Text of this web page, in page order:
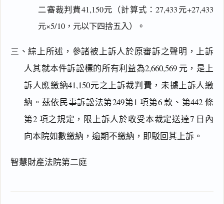
二審裁判費41,150元（計算式：27,433元+27,433
元×5/10，元以下四捨五入）。
三、綜上所述，參諸被上訴人於原審訴之聲明，上訴
人其就本件訴訟標的所有利益為2,660,569 元，是上
訴人應繳納41,150元之上訴裁判費，未據上訴人繳
納。茲依民事訴訟法第249第1 項第6 款、第442 條
第2 項之規定，限上訴人於收受本裁定送達7 日內
向本院如數繳納，逾期不繳納，即駁回其上訴。
智慧財產法院第二庭
閱讀 研究
搜尋本
由